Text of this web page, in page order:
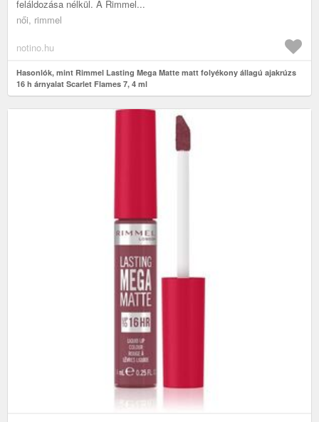
feláldozása nélkül. A Rimmel...
női, rimmel
notino.hu
Hasonlók, mint Rimmel Lasting Mega Matte matt folyékony állagú ajakrúzs
16 h árnyalat Scarlet Flames 7, 4 ml